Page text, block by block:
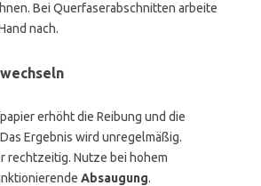
Bei Querfaserabschnitten arbeite
nach.
erhöht die Reibung und die
Ergebnis wird unregelmäßig.
rechtzeitig. Nutze bei hohem
Absaugung.